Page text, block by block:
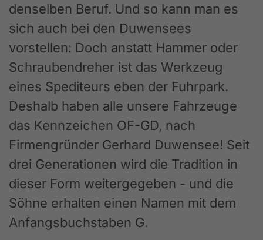
denselben Beruf. Und so kann man es
sich auch bei den Duwensees
vorstellen: Doch anstatt Hammer oder
Schraubendreher ist das Werkzeug
eines Spediteurs eben der Fuhrpark.
Deshalb haben alle unsere Fahrzeuge
das Kennzeichen OF-GD, nach
Firmengründer Gerhard Duwensee! Seit
drei Generationen wird die Tradition in
dieser Form weitergegeben - und die
Söhne erhalten einen Namen mit dem
Anfangsbuchstaben G.